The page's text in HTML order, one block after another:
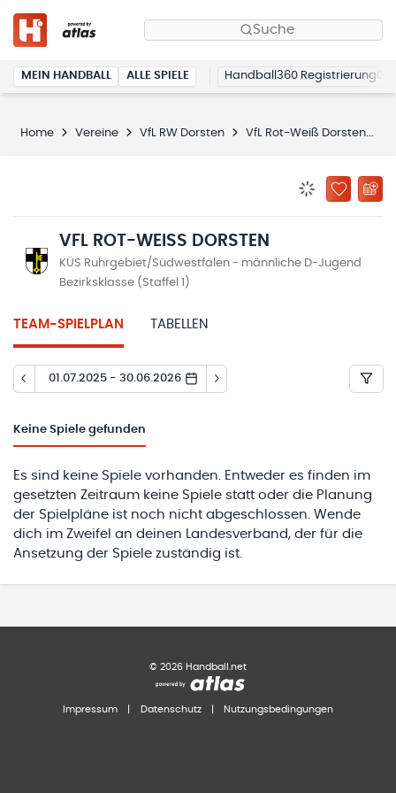
Suche
MEIN HANDBALL ALLE SPIELE Handball360 Registrierung
Home Vereine VfL RW Dorsten VfL Rot-Weiß Dorsten
ZU
VFL ROT-WEISS DORSTEN
KÜS Ruhrgebiet/Südwestfalen - männliche D-Jugend
Bezirksklasse (Staffel 1)
TEAM-SPIELPLAN TABELLEN
01.07.2025 - 30.06.2026
Keine Spiele gefunden
Es sind keine Spiele vorhanden. Entweder es finden im
gesetzten Zeitraum keine Spiele statt oder die Planung
der Spielpläne ist noch nicht abgeschlossen. Wende
dich im Zweifel an deinen Landesverband, der für die
Ansetzung der Spiele zuständig ist.
© 2026 Handball.net
Impressum Datenschutz Nutzungsbedingungen